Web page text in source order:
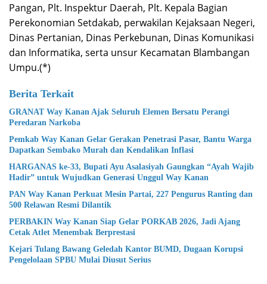
Pangan, Plt. Inspektur Daerah, Plt. Kepala Bagian
Perekonomian Setdakab, perwakilan Kejaksaan Negeri,
Dinas Pertanian, Dinas Perkebunan, Dinas Komunikasi
dan Informatika, serta unsur Kecamatan Blambangan
Umpu.(*)
Berita Terkait
GRANAT Way Kanan Ajak Seluruh Elemen Bersatu Perangi
Peredaran Narkoba
Pemkab Way Kanan Gelar Gerakan Penetrasi Pasar, Bantu Warga
Dapatkan Sembako Murah dan Kendalikan Inflasi
HARGANAS ke-33, Bupati Ayu Asalasiyah Gaungkan “Ayah Wajib
Hadir” untuk Wujudkan Generasi Unggul Way Kanan
PAN Way Kanan Perkuat Mesin Partai, 227 Pengurus Ranting dan
500 Relawan Resmi Dilantik
PERBAKIN Way Kanan Siap Gelar PORKAB 2026, Jadi Ajang
Cetak Atlet Menembak Berprestasi
Kejari Tulang Bawang Geledah Kantor BUMD, Dugaan Korupsi
Pengelolaan SPBU Mulai Diusut Serius